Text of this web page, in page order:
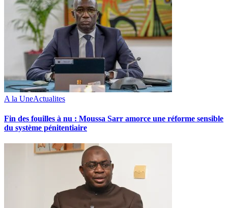
A la UneActualites
Fin des fouilles à nu : Moussa Sarr amorce une réforme sensible
du système pénitentiaire